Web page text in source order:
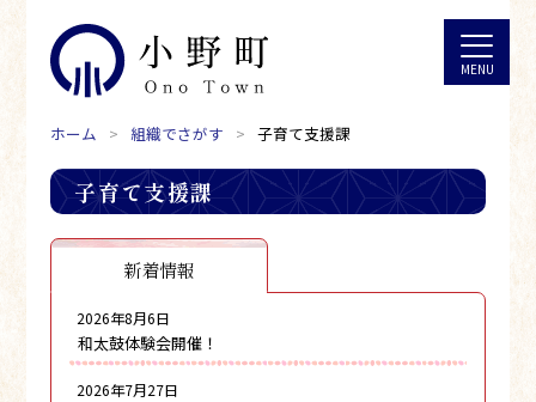
ホーム 組織でさがす 子育て支援課
子育て支援課
新着情報
2026年8月6日
和太鼓体験会開催！
2026年7月27日